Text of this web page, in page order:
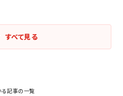
る記事の一覧
すべて見る